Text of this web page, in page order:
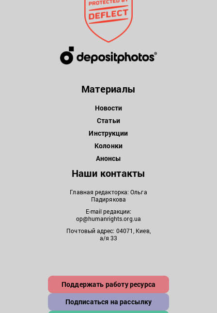
Материалы
Новости
Статьи
Инструкции
Колонки
Анонсы
Наши контакты
Главная редакторка: Ольга
Падирякова
E-mail редакции:
op@humanrights.org.ua
Почтовый адрес: 04071, Киев,
а/я 33
Поддержать работу ресурса
Подписаться на рассылку